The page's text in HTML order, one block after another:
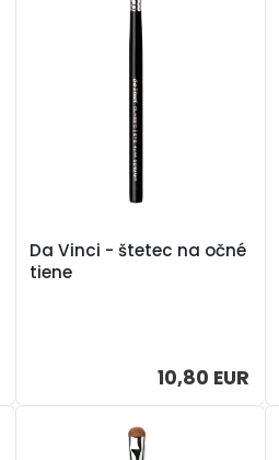
Da Vinci - štetec na očné
tiene
10,80 EUR